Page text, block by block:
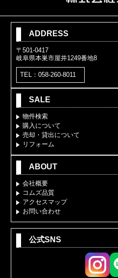
ADDRESS
〒501-0417
岐阜県本巣市屋井1249番地8
TEL：058-260-8011
SALE
物件検索
購入について
売却・貸出について
リフォーム
ABOUT
会社概要
コムズ品質
アクセスマップ
お問い合わせ
公式SNS